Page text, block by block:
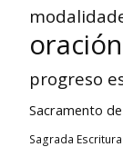
oración
progreso
Sacramento
Sagrada Escritura